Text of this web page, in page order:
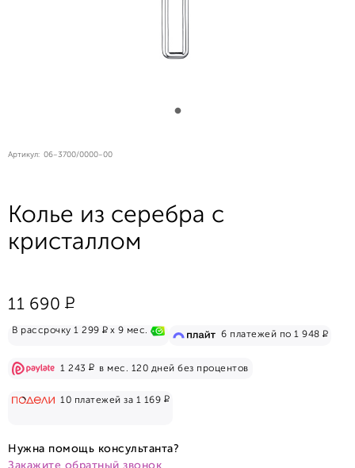
Артикул: 06-3700/0000-00
Колье из серебра с
кристаллом
11 690 Р
В рассрочку 1 299 Рx 9 мес. 6 платежей по 1 948 Р
1 243 Рв мес. 120 дней без процентов
10 платежей за 1 169 Р
Нужна помощь консультанта?